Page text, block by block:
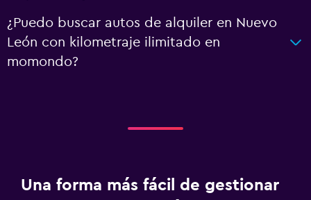
¿Puedo buscar autos de alquiler en Nuevo
León con kilometraje ilimitado en
momondo?
Una forma más fácil de gestionar